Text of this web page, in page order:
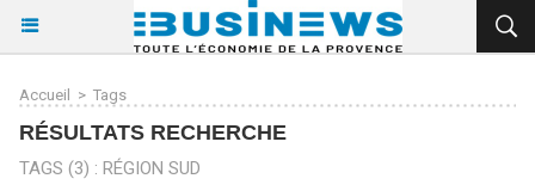
Accueil > Tags
RÉSULTATS RECHERCHE
TAGS (3) : RÉGION SUD